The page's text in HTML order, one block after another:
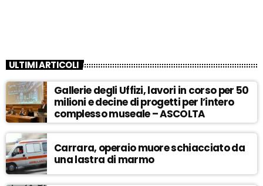
ULTIMI ARTICOLI
Gallerie degli Uffizi, lavori in corso per 50
milioni e decine di progetti per l’intero
complesso museale – ASCOLTA
Carrara, operaio muore schiacciato da
una lastra di marmo